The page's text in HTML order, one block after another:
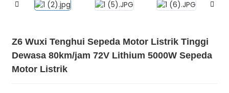
Z6 Wuxi Tenghui Sepeda Motor Listrik Tinggi
Dewasa 80km/jam 72V Lithium 5000W Sepeda
Motor Listrik